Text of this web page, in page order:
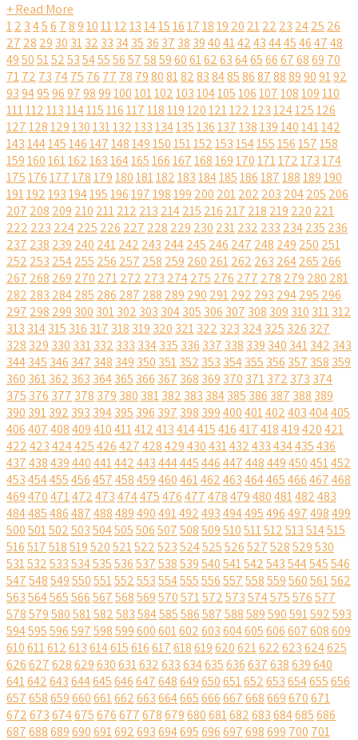
+ Read More
12 3456 78910111213141516171819 20 2122 23 2425 26
27 28 29 30 3132 33 3435 36 37 38 39404142434445464748
495051525354555657585960616263646566676869 70
7172 73 7475 76 77 78 7980818283848586878889909192
93949596979899100101102103104105106107108109110
111112113114115116117118119120121122123124125126
127128129130131132133134135136137138139140141142
143144145146147148149150151152153154155156157158
159160161162163164165166167168169170171172173174
175176177178179180181182183184185186187188189190
191192193194195196197198199 200 201202 203 204205 206
207 208 209 210 211212 213 214215 216 217 218 219 220 221
222 223 224225 226 227 228 229 230 231232 233 234235 236
237 238 239 240 241242 243 244245 246 247 248 249 250 251
252 253 254255 256 257 258 259 260 261262 263 264265 266
267 268 269 270 271272 273 274275 276 277 278 279 280 281
282 283 284285 286 287 288 289 290 291292 293 294295 296
297 298 299 300 301302 303 304305 306 307 308 309 310 311312
313 314315 316 317 318 319 320 321322 323 324325 326 327
328 329 330 331332 333 334335 336 337 338 339 340 341342 343
344345 346 347 348 349 350 351352 353 354355 356 357 358 359
360 361362 363 364365 366 367 368 369 370 371372 373 374
375 376 377 378 379 380 381382 383 384385 386 387 388 389
390 391392 393 394395 396 397 398 399400401402403404405
406407408409410411412413414415416417418419420421
422423424425426427428429430431432433434435436
437438439440441442443444445446447448449450451452
453454455456457458459460461462463464465466467468
469470471472473474475476477478479480481482483
484485486487488489490491492493494495496497498499
500501502503504505506507508509510511512513514515
516517518519520521522523524525526527528529530
531532533534535536537538539540541542543544545546
547548549550551552553554555556557558559560561562
563564565566567568569570571572573574575576577
578579580581582583584585586587588589590591592593
594595596597598599600601602603604605606607608609
610611612613614615616617618619620621622623624625
626627628629630631632633634635636637638639640
641642643644645646647648649650651652653654655656
657658659660661662663664665666667668669670671
672673674675676677678679680681682683684685686
687688689690691692693694695696697698699 700 701